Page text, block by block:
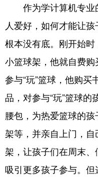
作为学计算机专业
人爱好，如何才能让
根本没有底。刚开始
小篮球架，他就自费
参与“玩”篮球，他购
品，对参与“玩”篮球
腰包，为热爱篮球的
架等，并亲自上门，
架，让孩子们在周末、
吸引更多孩子参与。